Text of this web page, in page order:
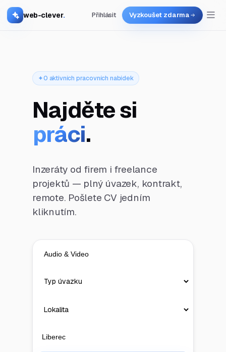
web-clever. Přihlásit Vyzkoušet zdarma
0 aktivních pracovních nabídek
Najděte si
práci.
Inzeráty od firem i freelance
projektů — plný úvazek, kontrakt,
remote. Pošlete CV jedním
kliknutím.